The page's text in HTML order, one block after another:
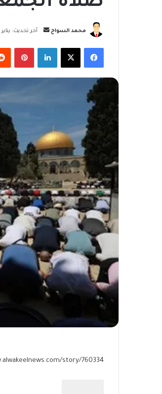
محمد السواح
أرسل
إلكترونيا
آخر تحديث: يناير 9, 2026
فيسبوك‫X لينكدإن
story/760334